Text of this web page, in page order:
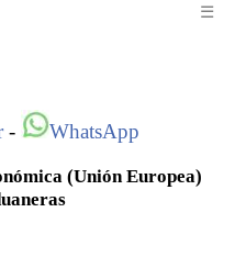
☰
- WhatsApp
(Unión Europea)